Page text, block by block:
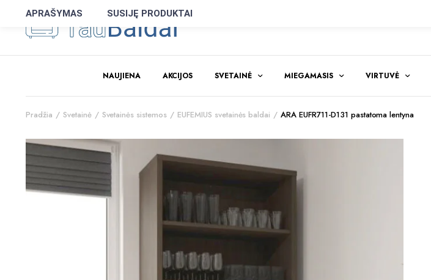
NAUJIENA AKCIJOS SVETAINĖ MIEGAMASIS VIRTUVĖ
Pradžia Svetainė Svetainės sistemos EUFEMIUS svetainės baldai ARA EUFR711-D131 pastatoma lentyna
APRAŠYMAS SUSIJĘ PRODUKTAI